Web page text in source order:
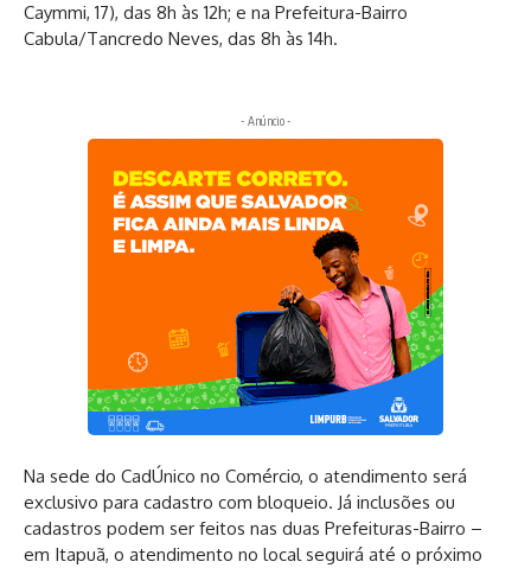
Caymmi, 17), das 8h às 12h; e na Prefeitura-Bairro
Cabula/Tancredo Neves, das 8h às 14h.
- Anúncio -
Na sede do CadÚnico no Comércio, o atendimento será
exclusivo para cadastro com bloqueio. Já inclusões ou
cadastros podem ser feitos nas duas Prefeituras-Bairro –
em Itapuã, o atendimento no local seguirá até o próximo